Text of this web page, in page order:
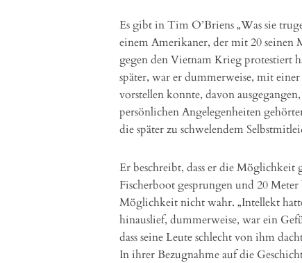
Es gibt in Tim O’Briens „Was sie
einem Amerikaner, der mit 20 seinen
gegen den Vietnam Krieg protestiert
später, war er dummerweise, mit
vorstellen konnte, davon
persönlichen Angelegenheiten
die später zu schwelendem
Er beschreibt, dass er die Möglichkeit
Fischerboot gesprungen und 20
Möglichkeit nicht wahr. „Intellekt
hinauslief, dummerweise, war ein
dass seine Leute schlecht von ihm
In ihrer Bezugnahme auf die